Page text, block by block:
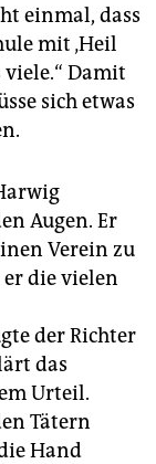
einmal, dass
mit ‚Heil
Damit
sich etwas
Augen. Er
Verein zu
die vielen
der Richter
das
Urteil.
Tätern
Hand